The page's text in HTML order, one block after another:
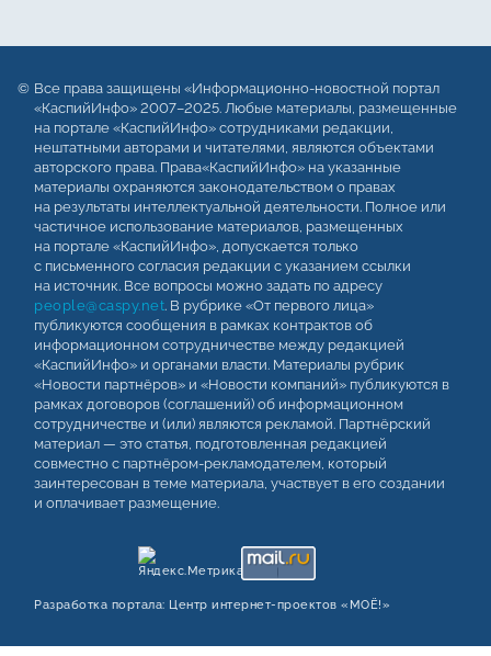
Все права защищены «Информационно-новостной портал
«КаспийИнфо» 2007–2025. Любые материалы, размещенные
на портале «КаспийИнфо» сотрудниками редакции,
нештатными авторами и читателями, являются объектами
авторского права. Права«КаспийИнфо» на указанные
материалы охраняются законодательством о правах
на результаты интеллектуальной деятельности. Полное или
частичное использование материалов, размещенных
на портале «КаспийИнфо», допускается только
с письменного согласия редакции с указанием ссылки
на источник. Все вопросы можно задать по адресу
people@caspy.net. В рубрике «От первого лица»
публикуются сообщения в рамках контрактов об
информационном сотрудничестве между редакцией
«КаспийИнфо» и органами власти. Материалы рубрик
«Новости партнёров» и «Новости компаний» публикуются в
рамках договоров (соглашений) об информационном
сотрудничестве и (или) являются рекламой. Партнёрский
материал — это статья, подготовленная редакцией
совместно с партнёром-рекламодателем, который
заинтересован в теме материала, участвует в его создании
и оплачивает размещение.
Разработка портала: Центр интернет‑проектов «МОЁ!»